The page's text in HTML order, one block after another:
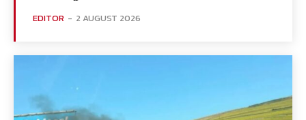
EDITOR - 2 AUGUST 2026